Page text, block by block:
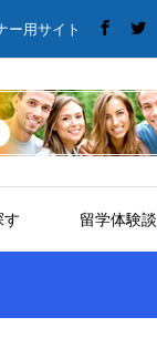
ー用サイト
す 留学体験談